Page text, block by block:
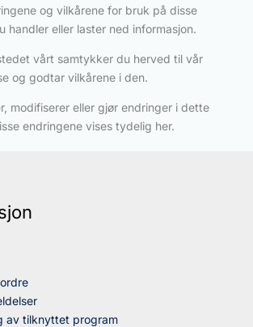
og vilkårene for bruk på disse
handler eller laster ned informasjon.
vårt samtykker du herved til vår
og godtar vilkårene i den.
modifiserer eller gjør endringer i dette
endringene vises tydelig her.
av tilknyttet program